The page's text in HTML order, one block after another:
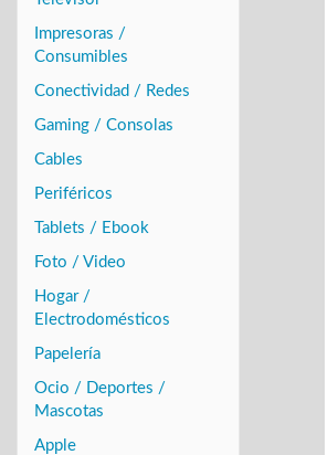
Impresoras /
Consumibles
Conectividad / Redes
Gaming / Consolas
Cables
Periféricos
Tablets / Ebook
Foto / Video
Hogar /
Electrodomésticos
Papelería
Ocio / Deportes /
Mascotas
Apple